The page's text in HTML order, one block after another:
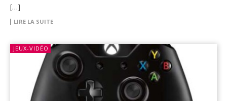
[…]
LIRE LA SUITE
JEUX-VIDÉO